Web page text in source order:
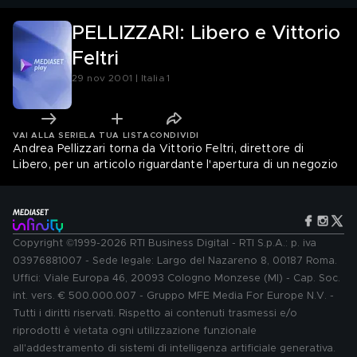
PELLIZZARI: Libero e Vittorio
Feltri
29 nov 2001 | Italia 1
VAI ALLA SERIE LA TUA LISTA CONDIVIDI
Andrea Pellizzari torna da Vittorio Feltri, direttore di
Libero, per un articolo riguardante l'apertura di un negozio
Copyright ©1999-2026 RTI Business Digital - RTI S.p.A.: p. iva
03976881007 - Sede legale: Largo del Nazareno 8, 00187 Roma.
Uffici: Viale Europa 46, 20093 Cologno Monzese (MI) - Cap. Soc.
int. vers. € 500.000.007 - Gruppo MFE Media For Europe N.V. -
Tutti i diritti riservati. Rispetto ai contenuti trasmessi e/o
riprodotti è vietata ogni utilizzazione funzionale
all'addestramento di sistemi di intelligenza artificiale generativa.